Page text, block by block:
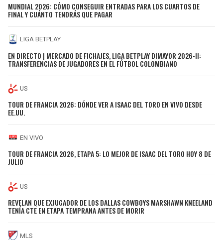
MUNDIAL 2026: CÓMO CONSEGUIR ENTRADAS PARA LOS CUARTOS DE
FINAL Y CUÁNTO TENDRÁS QUE PAGAR
LIGA BETPLAY
EN DIRECTO | MERCADO DE FICHAJES, LIGA BETPLAY DIMAYOR 2026-II:
TRANSFERENCIAS DE JUGADORES EN EL FÚTBOL COLOMBIANO
US
TOUR DE FRANCIA 2026: DÓNDE VER A ISAAC DEL TORO EN VIVO DESDE
EE.UU.
EN VIVO
TOUR DE FRANCIA 2026, ETAPA 5: LO MEJOR DE ISAAC DEL TORO HOY 8 DE
JULIO
US
REVELAN QUE EXJUGADOR DE LOS DALLAS COWBOYS MARSHAWN KNEELAND
TENÍA CTE EN ETAPA TEMPRANA ANTES DE MORIR
MLS